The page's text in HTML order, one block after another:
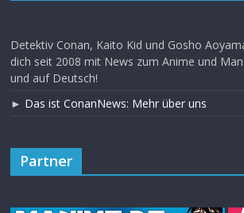
Detektiv Conan, Kaito Kid und Gosho
dich seit 2008 mit News zum Anime und
und auf Deutsch!
► Das ist ConanNews: Mehr über uns
Partner